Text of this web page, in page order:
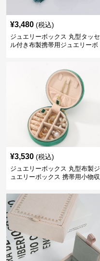
¥3,480 (税込)
ジュエリーボックス 丸型タッセ
ル付き布製携帯用ジュエリーボ
¥3,530 (税込)
ジュエリーボックス 丸型布製ジ
ュエリーボックス 携帯用小物収